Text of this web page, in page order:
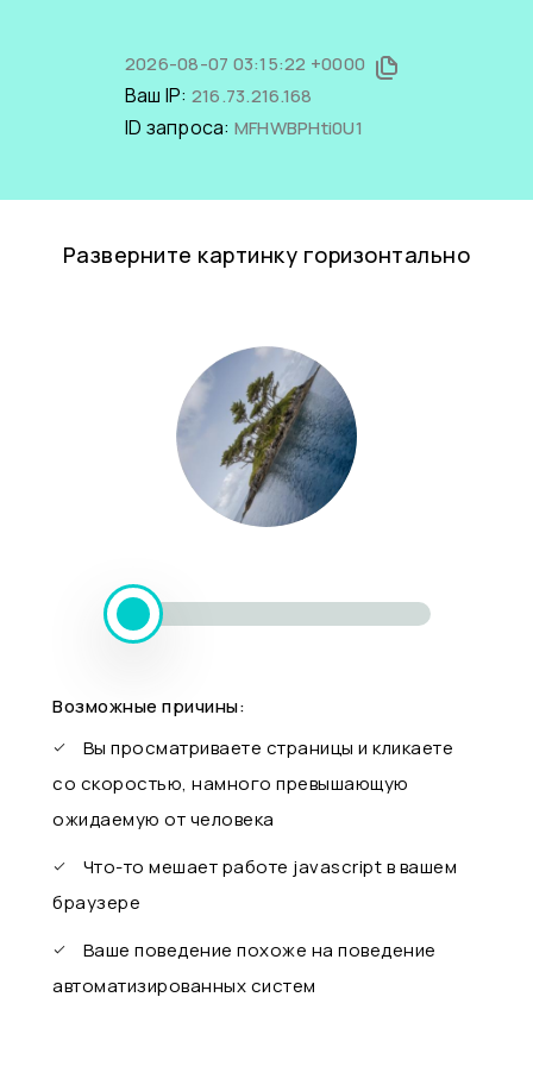
2026-08-07 03:15:22 +0000
Ваш IP: 216.73.216.168
ID запроса: MFHWBPHti0U1
Разверните картинку горизонтально
Возможные причины:
Вы просматриваете страницы и кликаете
со скоростью, намного превышающую
ожидаемую от человека
Что-то мешает работе javascript в вашем
браузере
Ваше поведение похоже на поведение
автоматизированных систем